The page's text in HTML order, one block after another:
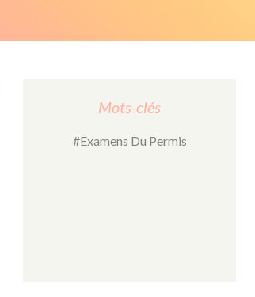
Mots-clés
#Examens Du Permis